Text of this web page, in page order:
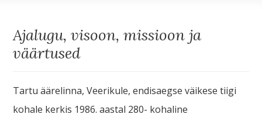
Ajalugu, visoon, missioon ja
väärtused
Tartu äärelinna, Veerikule, endisaegse väikese tiigi
kohale kerkis 1986. aastal 280- kohaline